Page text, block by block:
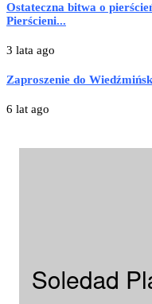
Ostateczna bitwa o
Pierścieni...
3 lata ago
Zaproszenie do
6 lat ago